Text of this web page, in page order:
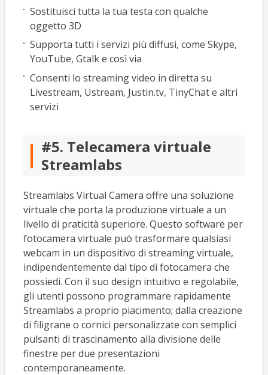
Sostituisci tutta la tua testa con qualche
oggetto 3D
Supporta tutti i servizi più diffusi, come Skype,
YouTube, Gtalk e così via
Consenti lo streaming video in diretta su
Livestream, Ustream, Justin.tv, TinyChat e altri
servizi
#5. Telecamera virtuale
Streamlabs
Streamlabs Virtual Camera offre una soluzione
virtuale che porta la produzione virtuale a un
livello di praticità superiore. Questo software per
fotocamera virtuale può trasformare qualsiasi
webcam in un dispositivo di streaming virtuale,
indipendentemente dal tipo di fotocamera che
possiedi. Con il suo design intuitivo e regolabile,
gli utenti possono programmare rapidamente
Streamlabs a proprio piacimento; dalla creazione
di filigrane o cornici personalizzate con semplici
pulsanti di trascinamento alla divisione delle
finestre per due presentazioni
contemporaneamente.